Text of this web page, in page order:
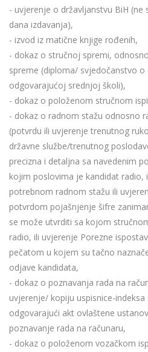
- uvjerenje o državljanstvu BiH
dana izdavanja),
- izvod iz matične knjige rođenih,
- dokaz o stručnoj spremi,
spreme (diploma/ svjedočanstvo o
odgovarajućoj srednjoj školi),
- dokaz o položenom stručnom
- dokaz o radnom stažu odnosno
(potvrdu ili uvjerenje trenutnog
državne službe/trenutnog
precizna i detaljna sa navedenim
kojim poslovima je kandidat radio,
potrebnom radnom stažu ili
potvrdom pojašnjenje šifre
se može utvrditi sa kojom
radio, ili uvjerenje Porezne
pečatom u kojem su tačno
odjave kandidata,
- dokaz o poznavanja rada na
uvjerenje/ kopiju uspisnice-
odgovarajući akt ovlaštene
poznavanje rada na računaru,
- dokaz o položenom vozačkom